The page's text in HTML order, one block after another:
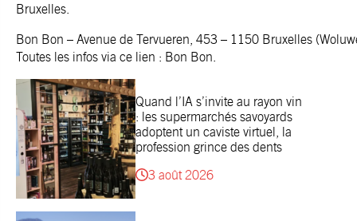
Bruxelles.
Bon Bon – Avenue de Tervueren, 453 – 1150 Bruxelles
Toutes les infos via ce lien : Bon Bon
Quand l’IA s’invite au rayon vin
: les supermarchés savoyards
adoptent un caviste virtuel, la
profession grince des dents
3 août 2026